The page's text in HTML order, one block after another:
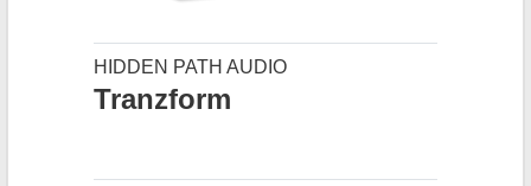
HIDDEN PATH AUDIO
Tranzform